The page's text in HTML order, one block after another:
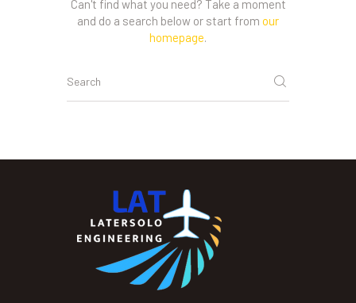
Can't find what you need? Take a moment
and do a search below or start from our
homepage.